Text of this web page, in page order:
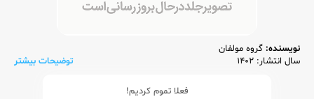
نویسنده: گروه مولفان
سال انتشار: 1402
توضیحات بیشتر
فعلا تموم کردیم!